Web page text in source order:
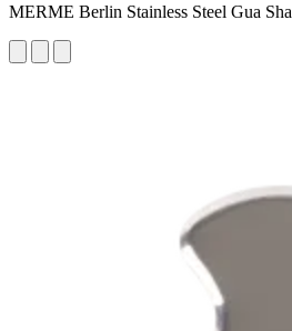
MERME Berlin Stainless Steel Gua Sha